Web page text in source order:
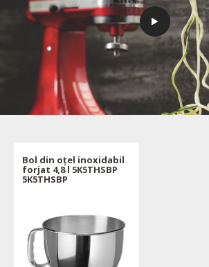
Bol din oțel inoxidabil
forjat 4,8 l 5K5THSBP
5K5THSBP